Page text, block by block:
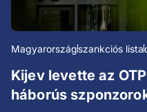
Magyarországszankciós lista
Kijev levette az
háborús